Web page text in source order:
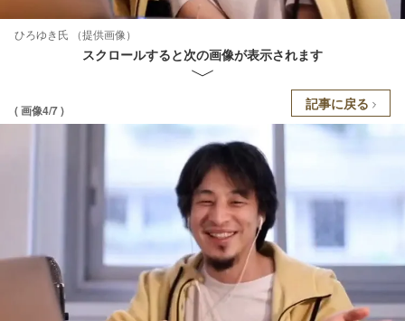
ひろゆき氏 （提供画像）
スクロールすると次の画像が表示されます
( 画像4/7 ) 記事に戻る